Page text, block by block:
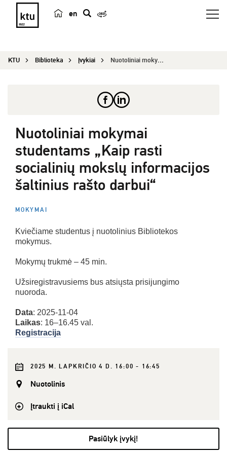
en
e
KTU Biblioteka Įvykiai Nuotoliniai mokymai studentams „Kaip rasti socia...
Nuotoliniai mokymai
studentams „Kaip rasti
socialinių mokslų informacijos
šaltinius rašto darbui“
MOKYMAI
Kviečiame studentus į nuotolinius Bibliotekos
mokymus.
Mokymų trukmė – 45 min.
Užsiregistravusiems bus atsiųsta prisijungimo
nuoroda.
Data: 2025-11-04
Laikas: 16–16.45 val.
Registracija
2025 M. LAPKRIČIO 4 D. 16:00 - 16:45
Nuotolinis
Įtraukti į iCal
Pasiūlyk įvykį!